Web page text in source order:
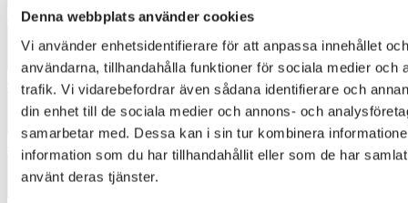
Denna webbplats använder cookies
Vi använder enhetsidentifierare för att anpassa innehållet
användarna, tillhandahålla funktioner för sociala medier och
trafik. Vi vidarebefordrar även sådana identifierare och
din enhet till de sociala medier och annons- och
samarbetar med. Dessa kan i sin tur kombinera
information som du har tillhandahållit eller som de har
använt deras tjänster.
4342
4345